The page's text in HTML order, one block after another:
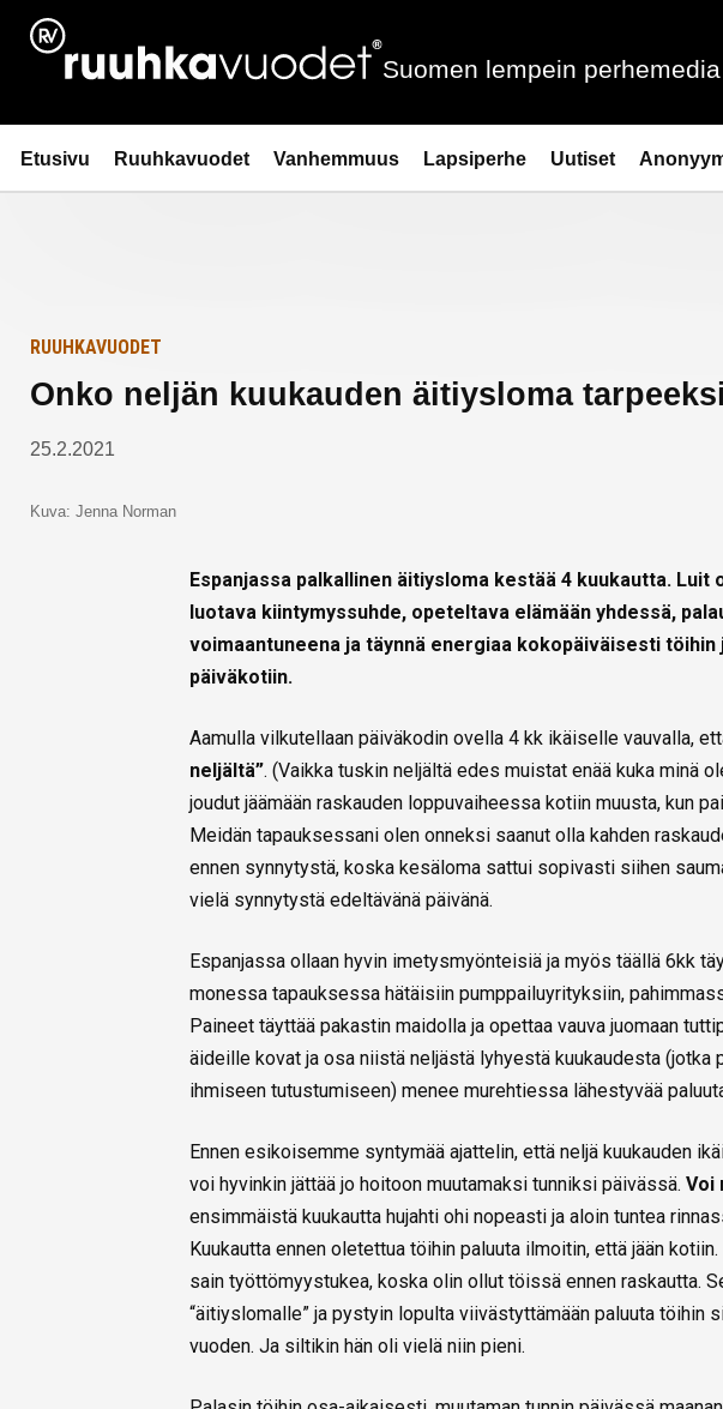
Siirry
sisältöön
Ruuhkavuodet.fi
Suomen lempein perhemedia
Etusivu Ruuhkavuodet Vanhemmuus Lapsiperhe Uutiset
Etusivulle
RUUHKAVUODET
Onko neljän kuukauden äitiysloma
25.2.2021
Kuva: Jenna Norman
Espanjassa palkallinen äitiysloma kestää 4 kuukautta. Luit
luotava kiintymyssuhde, opeteltava elämään yhdessä,
voimaantuneena ja täynnä energiaa kokopäiväisesti
päiväkotiin.
Aamulla vilkutellaan päiväkodin ovella 4 kk ikäiselle vauvalla,
neljältä”. (Vaikka tuskin neljältä edes muistat enää kuka minä
joudut jäämään raskauden loppuvaiheessa kotiin muusta, kun
Meidän tapauksessani olen onneksi saanut olla kahden
ennen synnytystä, koska kesäloma sattui sopivasti siihen
vielä synnytystä edeltävänä päivänä.
Espanjassa ollaan hyvin imetysmyönteisiä ja myös täällä 6kk
monessa tapauksessa hätäisiin pumppailuyrityksiin,
Paineet täyttää pakastin maidolla ja opettaa vauva juomaan
äideille kovat ja osa niistä neljästä lyhyestä kuukaudesta (jotka
ihmiseen tutustumiseen) menee murehtiessa lähestyvää
Ennen esikoisemme syntymää ajattelin, että neljä kuukauden
voi hyvinkin jättää jo hoitoon muutamaksi tunniksi päivässä. Voi
ensimmäistä kuukautta hujahti ohi nopeasti ja aloin tuntea
Kuukautta ennen oletettua töihin paluuta ilmoitin, että jään
sain työttömyystukea, koska olin ollut töissä ennen raskautta.
“äitiyslomalle” ja pystyin lopulta viivästyttämään paluuta töihin
vuoden. Ja siltikin hän oli vielä niin pieni.